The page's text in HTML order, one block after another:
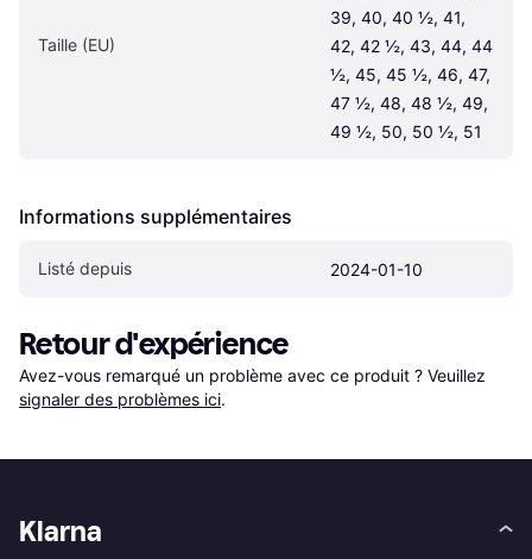
Taille (EU)
39, 40, 40 ½, 41,
42, 42 ½, 43, 44, 44
½, 45, 45 ½, 46, 47,
47 ½, 48, 48 ½, 49,
49 ½, 50, 50 ½, 51
Informations supplémentaires
Listé depuis 2024-01-10
Retour d'expérience
Avez-vous remarqué un problème avec ce produit ? Veuillez
signaler des problèmes ici.
Klarna